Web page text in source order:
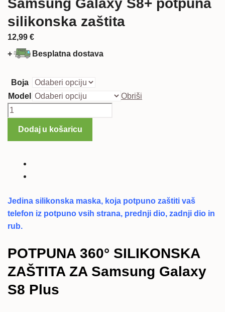
Samsung Galaxy S8+ potpuna
silikonska zaštita
12,99 €
+
Besplatna dostava
Boja
Model
Obriši
Samsung
S8+
Dodaj u košaricu
Jedina silikonska maska, koja potpuno zaštiti vaš
telefon iz potpuno vsih strana, prednji dio, zadnji dio in
rub.
POTPUNA 360° SILIKONSKA
ZAŠTITA ZA Samsung Galaxy
S8 Plus